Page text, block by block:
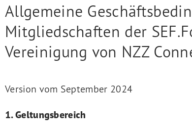
Allgemeine
Mitgliedschaften der
Vereinigung von NZZ
Version vom September 2024
1. Geltungsbereich